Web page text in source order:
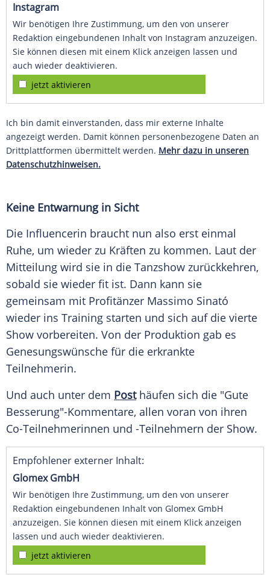
Instagram
Wir benötigen Ihre Zustimmung, um den von unserer
Redaktion eingebundenen Inhalt von Instagram anzuzeigen.
Sie können diesen mit einem Klick anzeigen lassen und
auch wieder deaktivieren.
jetzt aktivieren
Ich bin damit einverstanden, dass mir externe Inhalte
angezeigt werden. Damit können personenbezogene Daten an
Drittplattformen übermittelt werden. Mehr dazu in unseren
Datenschutzhinweisen.
Keine Entwarnungin Sicht
Die Influencerin braucht nun also erst einmal
Ruhe, um wieder zu Kräften zu kommen. Laut der
Mitteilung wird sie in die Tanzshow zurückkehren,
sobald sie wieder fit ist. Dann kann sie
gemeinsam mit Profitänzer Massimo Sinató
wieder ins Training starten und sich auf die vierte
Show vorbereiten. Von der Produktion gab es
Genesungswünsche für die erkrankte
Teilnehmerin.
Und auch unter dem Posthäufen sich die "Gute
Besserung"-Kommentare, allen voran von ihren
Co-Teilnehmerinnen und -Teilnehmern der Show.
Empfohlener externer Inhalt:
Glomex GmbH
Wir benötigen Ihre Zustimmung, um den von unserer
Redaktion eingebundenen Inhalt von Glomex GmbH
anzuzeigen. Sie können diesen mit einem Klick anzeigen
lassen und auch wieder deaktivieren.
jetzt aktivieren